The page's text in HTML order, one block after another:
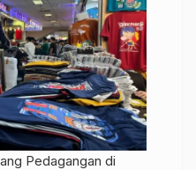
Pedagangan di